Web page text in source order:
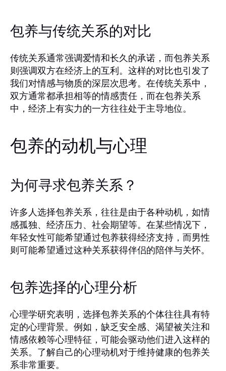
包养与传统关系的对比
传统关系通常强调爱情和长久的承诺，而包养关系
则强调双方在经济上的互利。这样的对比也引发了
我们对情感与物质的深层次思考。在传统关系中，
双方通常都承担相等的情感责任，而在包养关系
中，经济上有实力的一方往往处于主导地位。
包养的动机与心理
为何寻求包养关系？
许多人选择包养关系，往往是由于各种动机，如情
感孤独、经济压力、社会期望等。在某些情况下，
年轻女性可能希望通过包养获得经济支持，而男性
则可能希望通过这种关系获得伴侣的陪伴与关怀。
包养选择的心理分析
心理学研究表明，选择包养关系的个体往往具有特
定的心理背景。例如，缺乏安全感、渴望被关注和
情感依赖等心理特征，可能会驱动他们进入这样的
关系。了解自己的心理动机对于维持健康的包养关
系非常重要。